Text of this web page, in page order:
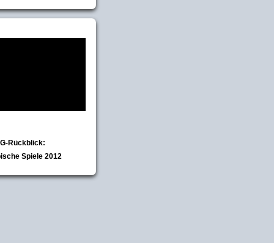
Rückblick:
Spiele 2012